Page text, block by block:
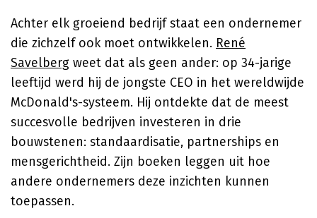
Achter elk groeiend bedrijf staat een ondernemer
die zichzelf ook moet ontwikkelen. René
Savelberg weet dat als geen ander: op 34-jarige
leeftijd werd hij de jongste CEO in het wereldwijde
McDonald's-systeem. Hij ontdekte dat de meest
succesvolle bedrijven investeren in drie
bouwstenen: standaardisatie, partnerships en
mensgerichtheid. Zijn boeken leggen uit hoe
andere ondernemers deze inzichten kunnen
toepassen.